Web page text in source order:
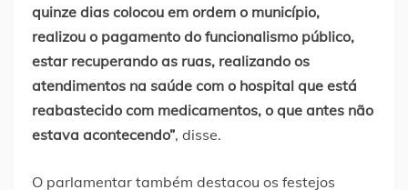
quinze dias colocou em ordem o município,
realizou o pagamento do funcionalismo público,
estar recuperando as ruas, realizando os
atendimentos na saúde com o hospital que está
reabastecido com medicamentos, o que antes não
estava acontecendo”, disse.
O parlamentar também destacou os festejos